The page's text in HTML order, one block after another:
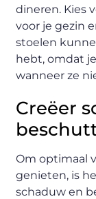
dineren. Kies
voor je gezin
stoelen
hebt, omdat
wanneer ze
Creëer
Om optimaal
genieten, is
schaduw en